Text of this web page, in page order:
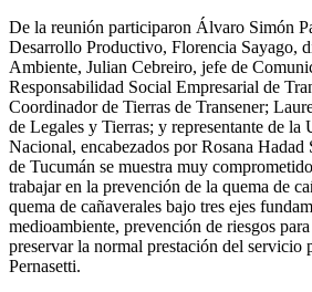
De la reunión participaron Álvaro Simón
Desarrollo Productivo, Florencia Sayago,
Ambiente, Julian Cebreiro, jefe de
Responsabilidad Social Empresarial de
Coordinador de Tierras de Transener;
de Legales y Tierras; y representante de la
Nacional, encabezados por Rosana
de Tucumán se muestra muy
trabajar en la prevención de la quema de
quema de cañaverales bajo tres ejes
medioambiente, prevención de riesgos
preservar la normal prestación del servicio
Pernasetti.